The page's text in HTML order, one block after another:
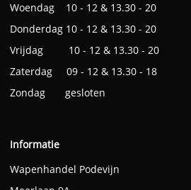
Woendag 10 - 12 & 13.30 - 20
Donderdag 10 - 12 & 13.30 - 20
Vrijdag 10 - 12 & 13.30 - 20
Zaterdag 09 - 12 & 13.30 - 18
Zondag gesloten
Informatie
Wapenhandel Podevijn